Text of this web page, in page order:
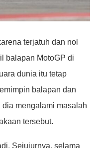
terjatuh dan nol
balapan MotoGP di
dunia itu tetap
balapan dan
mengalami masalah
tersebut.
Sejujurnya, selama